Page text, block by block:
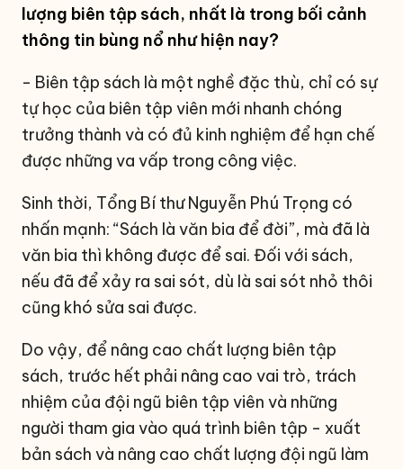
lượng biên tập sách, nhất là trong bối cảnh
thông tin bùng nổ như hiện nay?
- Biên tập sách là một nghề đặc thù, chỉ có sự
tự học của biên tập viên mới nhanh chóng
trưởng thành và có đủ kinh nghiệm để hạn chế
được những va vấp trong công việc.
Sinh thời, Tổng Bí thư Nguyễn Phú Trọng có
nhấn mạnh: “Sách là văn bia để đời”, mà đã là
văn bia thì không được để sai. Đối với sách,
nếu đã để xảy ra sai sót, dù là sai sót nhỏ thôi
cũng khó sửa sai được.
Do vậy, để nâng cao chất lượng biên tập
sách, trước hết phải nâng cao vai trò, trách
nhiệm của đội ngũ biên tập viên và những
người tham gia vào quá trình biên tập - xuất
bản sách và nâng cao chất lượng đội ngũ làm